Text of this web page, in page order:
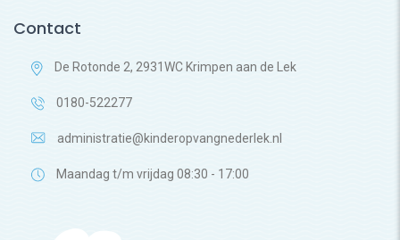
Contact
De Rotonde 2, 2931WC Krimpen aan de Lek
0180-522277
administratie@kinderopvangnederlek.nl
Maandag t/m vrijdag 08:30 - 17:00